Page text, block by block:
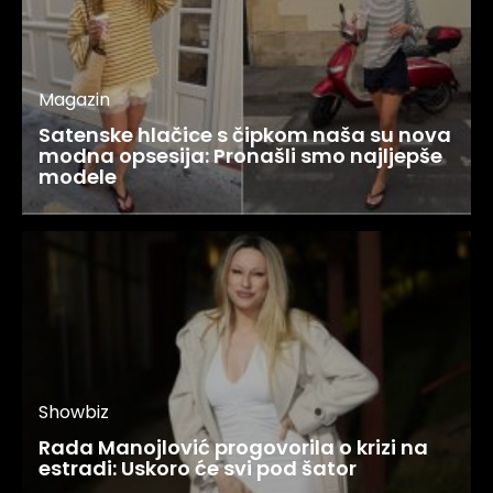
Magazin
Satenske hlačice s čipkom naša su nova
modna opsesija: Pronašli smo najljepše
modele
Showbiz
Rada Manojlović progovorila o krizi na
estradi: Uskoro će svi pod šator